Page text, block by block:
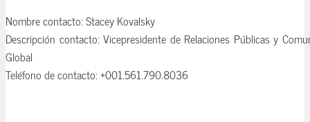
Nombre contacto: Stacey Kovalsky
Descripción contacto: Vicepresidente de Relaciones Públicas y
Global
Teléfono de contacto: +001.561.790.8036